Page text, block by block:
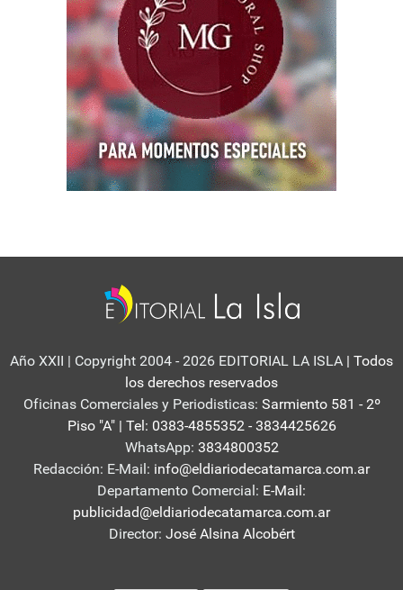
Año XXII | Copyright 2004 - 2026 EDITORIAL LA ISLA | Todos
los derechos reservados
Oficinas Comerciales y Periodisticas: Sarmiento 581 - 2º
Piso "A" | Tel: 0383-4855352 - 3834425626
WhatsApp: 3834800352
Redacción: E-Mail: info@eldiariodecatamarca.com.ar
Departamento Comercial: E-Mail:
publicidad@eldiariodecatamarca.com.ar
Director: José Alsina Alcobért